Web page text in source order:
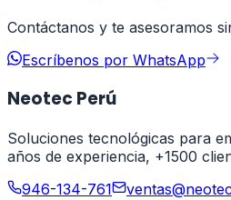
Contáctanos y te asesoramos
Escríbenos por WhatsApp
Neotec Perú
Soluciones tecnológicas para
años de experiencia, +1500
946-134-761